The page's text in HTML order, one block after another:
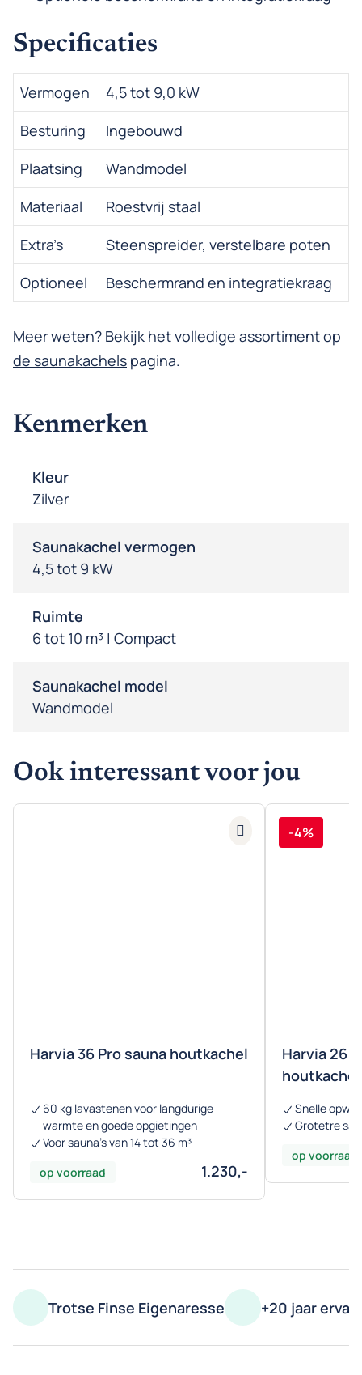
Specificaties
Vermogen
4,5 tot 9,0 kW
Besturing
Ingebouwd
Plaatsing
Wandmodel
Materiaal
Roestvrij staal
Extra’s
Steenspreider, verstelbare poten
Optioneel
Beschermrand en integratiekraag
Meer weten? Bekijk hetvolledige assortiment op
de saunakachels pagina.
Kenmerken
Kleur
Zilver
Saunakachel vermogen
4,5 tot 9 kW
Ruimte
6 tot 10 m³ | Compact
Saunakachel model
Wandmodel
Ook interessant voor jou
Harvia 36 Pro sauna houtkachel
60 kg lavastenen voor langdurige
warmte en goede opgietingen
Voor sauna’s van 14 tot 36 m³
op voorraad
1.230,-
-4%
Harvia 26
houtkachel
Snelle
Grotetre
op voorraad
Trotse Finse Eigenaresse +20 jaar